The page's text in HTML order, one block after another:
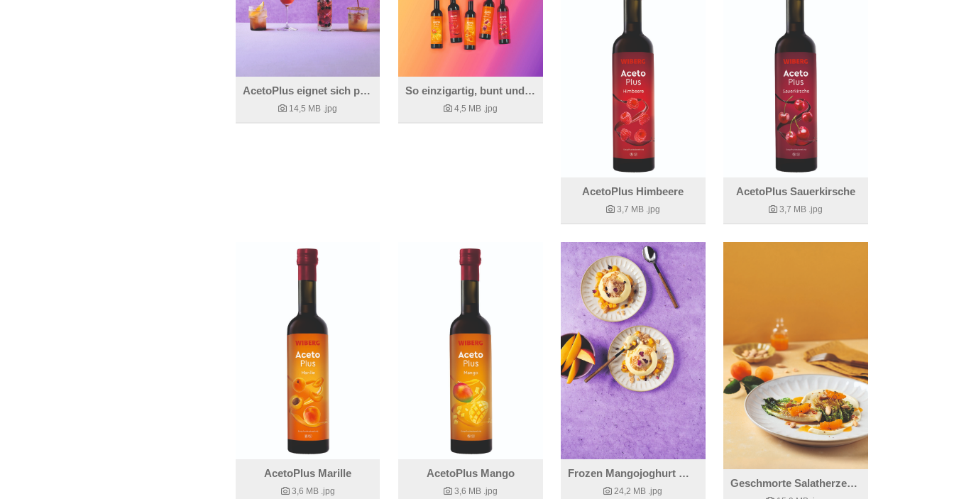
AcetoPlus eignet sich perfekt für spritzige Sommergetränke und Mocktails.
14,5 MB .jpg
So einzigartig, bunt und köstlich ist AcetoPlus von WIBERG.
4,5 MB .jpg
AcetoPlus Himbeere
3,7 MB .jpg
AcetoPlus Sauerkirsche
3,7 MB .jpg
AcetoPlus Marille
3,6 MB .jpg
AcetoPlus Mango
3,6 MB .jpg
Frozen Mangojoghurt mit salzigem Karamellespuma, braunem Rum und Sesamcracker.
24,2 MB .jpg
Geschmorte Salatherzen mit Marillen und Gewürzmandeln